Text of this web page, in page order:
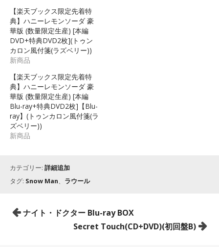
【楽天ブックス限定先着特
典】ハニーレモンソーダ 豪
華版 (数量限定生産) [本編
DVD+特典DVD2枚](トゥン
カロン風付箋(ラズベリー))
新商品
【楽天ブックス限定先着特
典】ハニーレモンソーダ 豪
華版 (数量限定生産) [本編
Blu-ray+特典DVD2枚]【Blu-
ray】(トゥンカロン風付箋(ラ
ズベリー))
新商品
カテゴリー: 詳細追加
タグ: Snow Man、 ラウール
投ナイト・ドクター Blu-ray BOX
Secret Touch(CD+DVD)(初回盤B)